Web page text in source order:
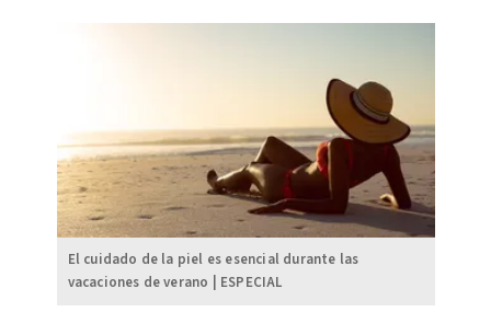
El cuidado de la piel es esencial durante las
vacaciones de verano | ESPECIAL